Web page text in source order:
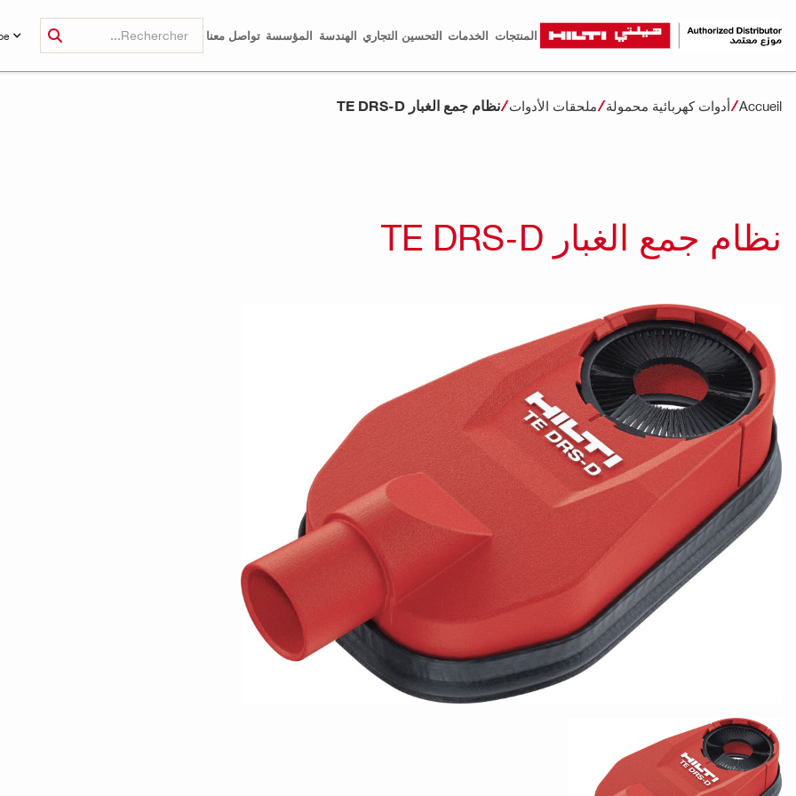
المنتجات الخدمات التحسين التجاري الهندسة المؤسسة تواصل معنا
Accueil أدوات كهربائية محمولة ملحقات الأدوات نظام جمع الغبار TE DRS-D
نظام جمع الغبار TE DRS-D